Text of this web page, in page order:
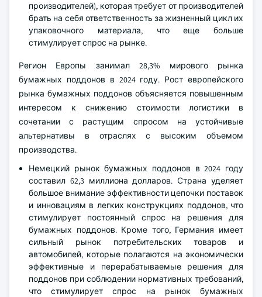
производителей), которая требует от производителей
брать на себя ответственность за жизненный цикл их
упаковочного материала, что еще больше
стимулирует спрос на рынке.
Регион Европы занимал 28,3% мирового рынка
бумажных поддонов в 2024 году. Рост европейского
рынка бумажных поддонов объясняется повышенным
интересом к снижению стоимости логистики в
сочетании с растущим спросом на устойчивые
альтернативы в отраслях с высоким объемом
производства.
Немецкий рынок бумажных поддонов в 2024 году
составил 62,3 миллиона долларов. Страна уделяет
большое внимание эффективности цепочки поставок
и инновациям в легких конструкциях поддонов, что
стимулирует постоянный спрос на решения для
бумажных поддонов. Кроме того, Германия имеет
сильный рынок потребительских товаров и
автомобилей, которые полагаются на экономически
эффективные и перерабатываемые решения для
поддонов при соблюдении нормативных требований,
что стимулирует спрос на рынок бумажных